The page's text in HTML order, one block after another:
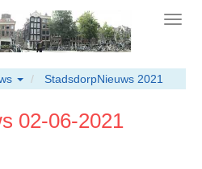
StadsdorpNieuws 2021
02-06-2021